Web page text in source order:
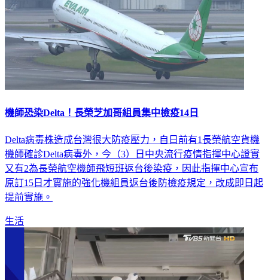
機師恐染Delta！長榮芝加哥組員集中檢疫14日
Delta病毒株造成台灣很大防疫壓力，自日前有1長榮航空貨機
機師確診Delta病毒外，今（3）日中央流行疫情指揮中心證實
又有2為長榮航空機師飛短班返台後染疫，因此指揮中心宣布
原訂15日才實施的強化機組員返台後防檢疫規定，改成即日起
提前實施。
生活